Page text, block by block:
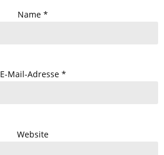
Name *
E-Mail-Adresse *
Website